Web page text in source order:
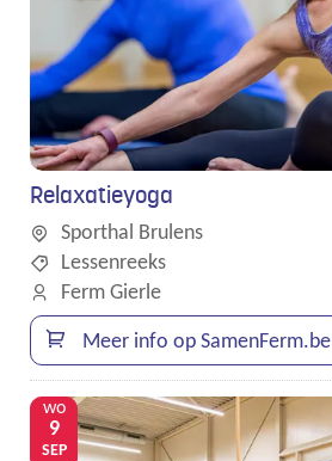
Relaxatieyoga
Sporthal Brulens
Lessenreeks
Ferm Gierle
Meer info op SamenFerm.be
wo
9
SEP